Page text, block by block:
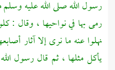
رسول الله صلى الله عليه وسلم
رمى بها في نواحيها ، وقال :
نهلوا عنه ما نرى إلا آثار
يأكل مثلها ، ثم قال رسول